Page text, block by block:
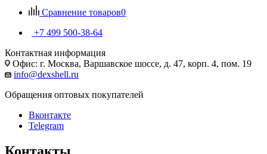
Сравнение товаров0
+7 499 500-38-64
Контактная информация
Офис: г. Москва, Варшавское шоссе, д. 47, корп. 4, пом. 19
info@dexshell.ru
Обращения оптовых покупателей
Вконтакте
Telegram